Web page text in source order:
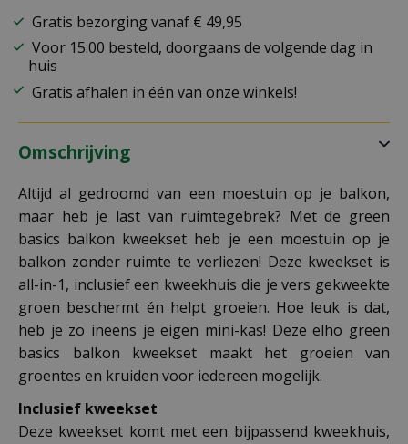
Gratis bezorging vanaf € 49,95
Voor 15:00 besteld, doorgaans de volgende dag in
huis
Gratis afhalen in één van onze winkels!
Omschrijving
Altijd al gedroomd van een moestuin op je balkon,
maar heb je last van ruimtegebrek? Met de green
basics balkon kweekset heb je een moestuin op je
balkon zonder ruimte te verliezen! Deze kweekset is
all-in-1, inclusief een kweekhuis die je vers gekweekte
groen beschermt én helpt groeien. Hoe leuk is dat,
heb je zo ineens je eigen mini-kas! Deze elho green
basics balkon kweekset maakt het groeien van
groentes en kruiden voor iedereen mogelijk.
Inclusief kweekset
Deze kweekset komt met een bijpassend kweekhuis,